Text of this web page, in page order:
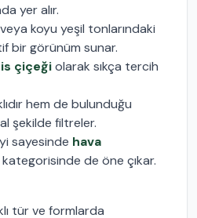
yer alır.
koyu yeşil tonlarındaki
bir görünüm sunar.
çiçeğiolarak sıkça tercih
hem de bulunduğu
şekilde filtreler.
sayesinde hava
kategorisinde de öne çıkar.
tür ve formlarda